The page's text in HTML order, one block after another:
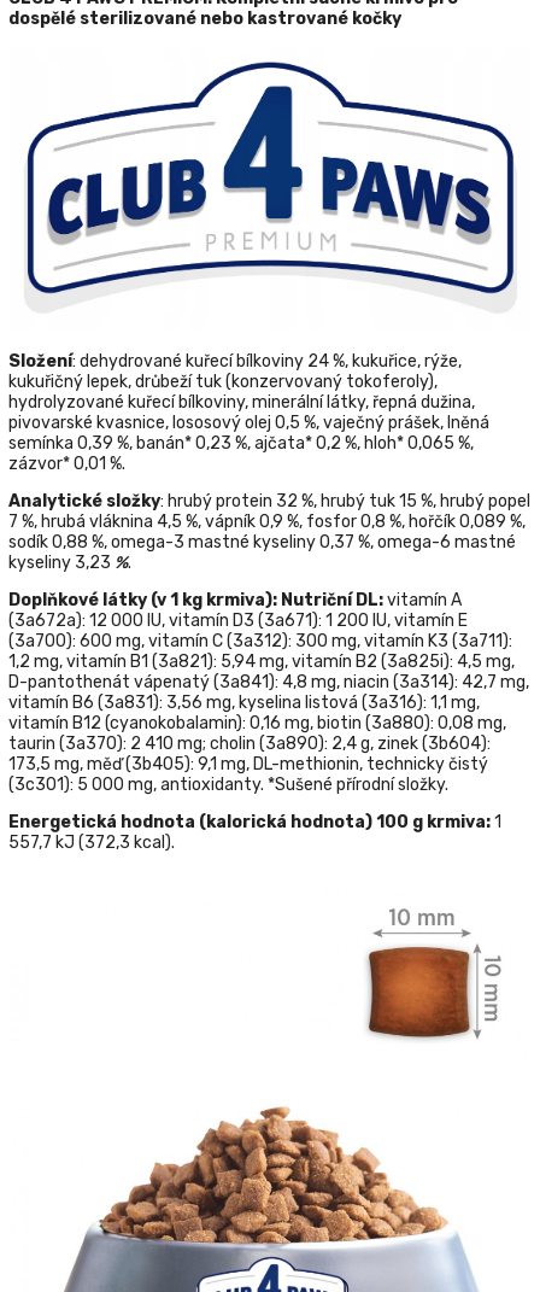
dospělé sterilizované nebo kastrované kočky
Složení: dehydrované kuřecí bílkoviny 24 %, kukuřice, rýže,
kukuřičný lepek, drůbeží tuk (konzervovaný tokoferoly),
hydrolyzované kuřecí bílkoviny, minerální látky, řepná dužina,
pivovarské kvasnice, lososový olej 0,5 %, vaječný prášek, lněná
semínka 0,39 %, banán* 0,23 %, ajčata* 0,2 %, hloh* 0,065 %,
zázvor* 0,01 %.
Analytické složky: hrubý protein 32 %, hrubý tuk 15 %, hrubý popel
7 %, hrubá vláknina 4,5 %, vápník 0,9 %, fosfor 0,8 %, hořčík 0,089 %,
sodík 0,88 %, omega-3 mastné kyseliny 0,37 %, omega-6 mastné
kyseliny 3,23 %.
Doplňkové látky (v 1 kg krmiva): Nutriční DL:vitamín A
(3а672а): 12 000 IU, vitamín D3 (3а671): 1 200 IU, vitamín E
(3а700): 600 mg, vitamín C (3а312): 300 mg, vitamín K3 (3а711):
1,2 mg, vitamín B1 (3а821): 5,94 mg, vitamín B2 (3a825i): 4,5 mg,
D-pantothenát vápenatý (3а841): 4,8 mg, niacin (3а314): 42,7 mg,
vitamín B6 (3а831): 3,56 mg, kyselina listová (3а316): 1,1 mg,
vitamín B12 (cyanokobalamin): 0,16 mg, biotin (3а880): 0,08 mg,
taurin (3a370): 2 410 mg; cholin (3а890): 2,4 g, zinek (3b604):
173,5 mg, měď (3b405): 9,1 mg, DL-methionin, technicky čistý
(3c301): 5 000 mg, antioxidanty. *Sušené přírodní složky.
Energetická hodnota (kalorická hodnota) 100 g krmiva:1
557,7 kJ (372,3 kcal).